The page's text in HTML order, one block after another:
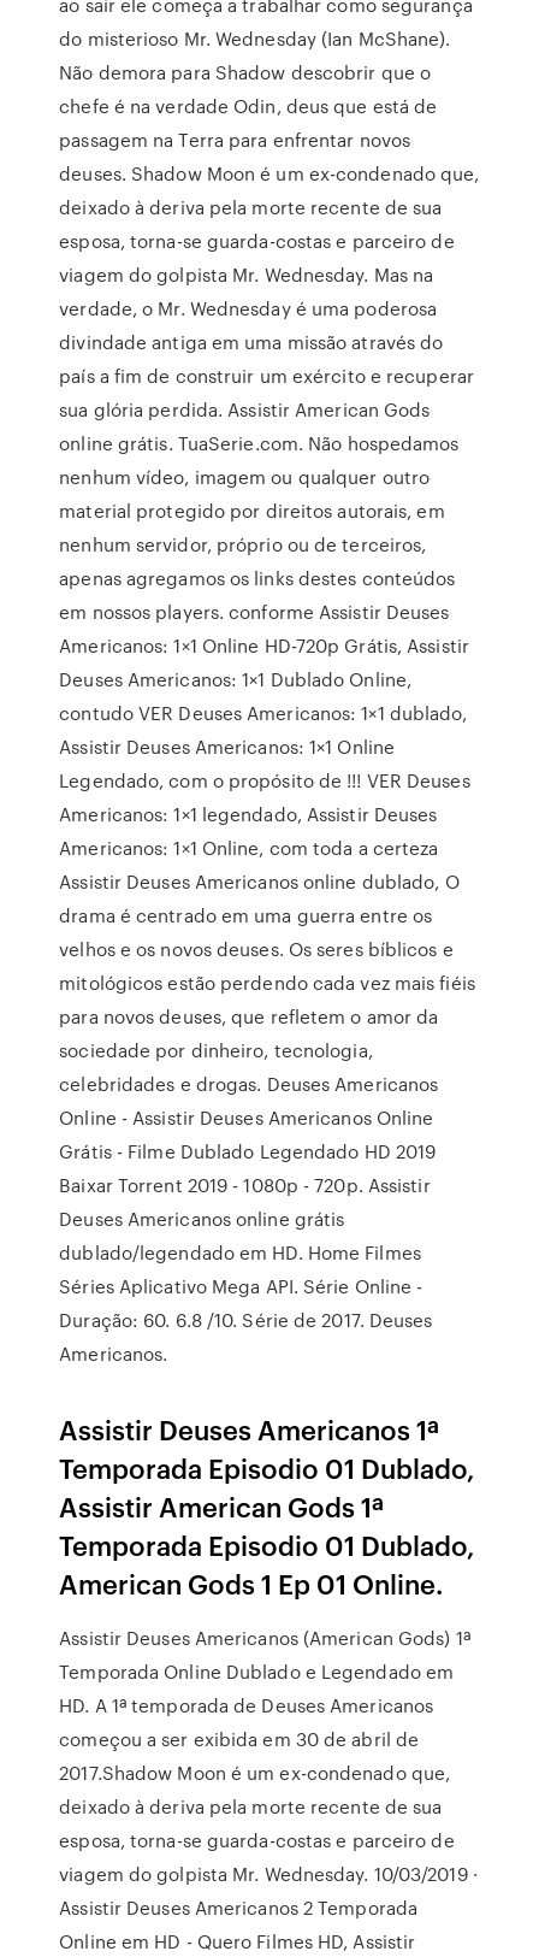
do misterioso Mr. Wednesday (Ian McShane).
Não demora para Shadow descobrir que o
chefe é na verdade Odin, deus que está de
passagem na Terra para enfrentar novos
deuses. Shadow Moon é um ex-condenado que,
deixado à deriva pela morte recente de sua
esposa, torna-se guarda-costas e parceiro de
viagem do golpista Mr. Wednesday. Mas na
verdade, o Mr. Wednesday é uma poderosa
divindade antiga em uma missão através do
país a fim de construir um exército e recuperar
sua glória perdida. Assistir American Gods
online grátis. TuaSerie.com. Não hospedamos
nenhum vídeo, imagem ou qualquer outro
material protegido por direitos autorais, em
nenhum servidor, próprio ou de terceiros,
apenas agregamos os links destes conteúdos
em nossos players. conforme Assistir Deuses
Americanos: 1×1 Online HD-720p Grátis, Assistir
Deuses Americanos: 1×1 Dublado Online,
contudo VER Deuses Americanos: 1×1 dublado,
Assistir Deuses Americanos: 1×1 Online
Legendado, com o propósito de !!! VER Deuses
Americanos: 1×1 legendado, Assistir Deuses
Americanos: 1×1 Online, com toda a certeza
Assistir Deuses Americanos online dublado, O
drama é centrado em uma guerra entre os
velhos e os novos deuses. Os seres bíblicos e
mitológicos estão perdendo cada vez mais fiéis
para novos deuses, que refletem o amor da
sociedade por dinheiro, tecnologia,
celebridades e drogas. Deuses Americanos
Online - Assistir Deuses Americanos Online
Grátis - Filme Dublado Legendado HD 2019
Baixar Torrent 2019 - 1080p - 720p. Assistir
Deuses Americanos online grátis
dublado/legendado em HD. Home Filmes
Séries Aplicativo Mega API. Série Online -
Duração: 60. 6.8 /10. Série de 2017. Deuses
Americanos.
Assistir Deuses Americanos 1ª
Temporada Episodio 01 Dublado,
Assistir American Gods 1ª
Temporada Episodio 01 Dublado,
American Gods 1 Ep 01 Online.
Assistir Deuses Americanos (American Gods) 1ª
Temporada Online Dublado e Legendado em
HD. A 1ª temporada de Deuses Americanos
começou a ser exibida em 30 de abril de
2017.Shadow Moon é um ex-condenado que,
deixado à deriva pela morte recente de sua
esposa, torna-se guarda-costas e parceiro de
viagem do golpista Mr. Wednesday. 10/03/2019 ·
Assistir Deuses Americanos 2 Temporada
Online em HD - Quero Filmes HD, Assistir